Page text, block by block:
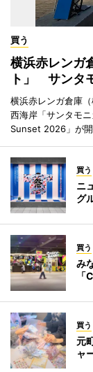
買う
横浜赤レンガ
ト」 サンタ
横浜赤レンガ倉庫
西海岸「サンタモ
Sunset 2026」が開
買う
ニ
グ
買う
み
「
買う
元
ャ